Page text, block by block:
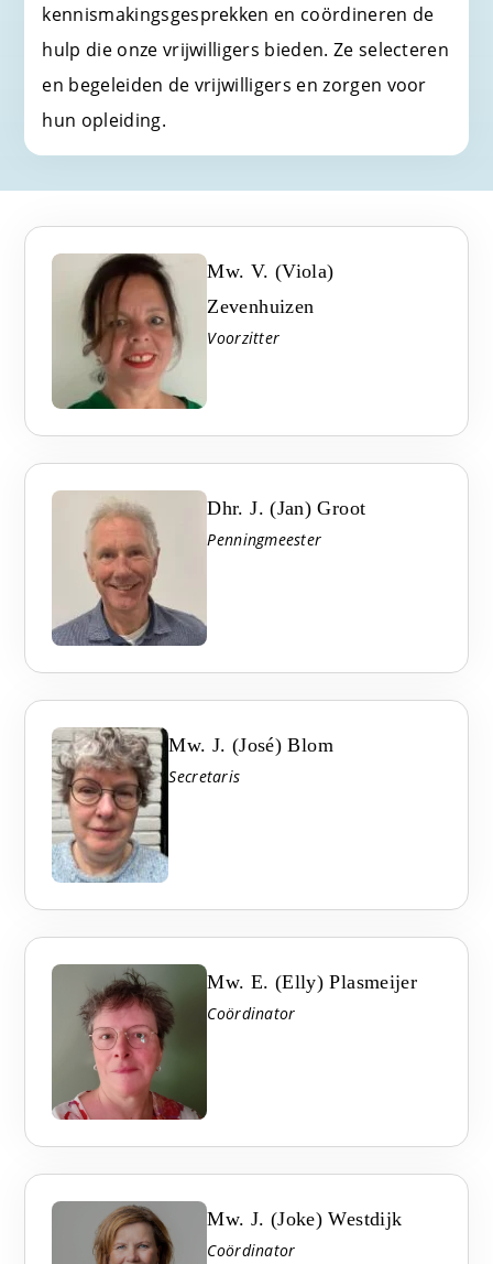
kennismakingsgesprekken en coördineren de
hulp die onze vrijwilligers bieden. Ze selecteren
en begeleiden de vrijwilligers en zorgen voor
hun opleiding.
Mw. V. (Viola)
Zevenhuizen
Voorzitter
Dhr. J. (Jan) Groot
Penningmeester
Mw. J. (José) Blom
Secretaris
Mw. E. (Elly) Plasmeijer
Coördinator
Mw. J. (Joke) Westdijk
Coördinator